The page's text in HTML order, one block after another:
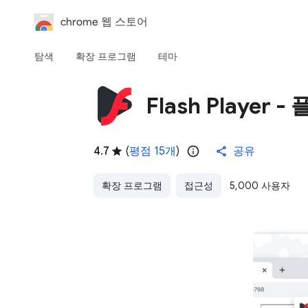
chrome 웹 스토어
탐색 확장 프로그램 테마
Flash Player -
4.7 (평점 15개 ) 공유
확장 프로그램 접근성 5,000 사용자